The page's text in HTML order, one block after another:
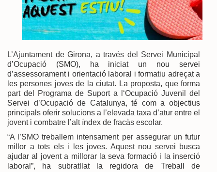
L’Ajuntament de Girona, a través del Servei Municipal
d’Ocupació (SMO), ha iniciat un nou servei
d’assessorament i orientació laboral i formatiu adreçat a
les persones joves de la ciutat. La proposta, que forma
part del Programa de Suport a l‘Ocupació Juvenil del
Servei d’Ocupació de Catalunya, té com a objectius
principals oferir solucions a l’elevada taxa d’atur entre el
jovent i combatre l’alt índex de fracàs escolar.
“A l’SMO treballem intensament per assegurar un futur
millor a tots els i les joves. Aquest nou servei busca
ajudar al jovent a millorar la seva formació i la inserció
laboral”, ha subratllat la regidora de Treball de